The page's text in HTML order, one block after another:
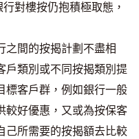
對樓按仍抱積極取態，
間的按揭計劃不盡相
戶類別或不同按揭類別提
標客戶群，例如銀行一般
較好優惠，又或為按保客
己所需要的按揭額去比較